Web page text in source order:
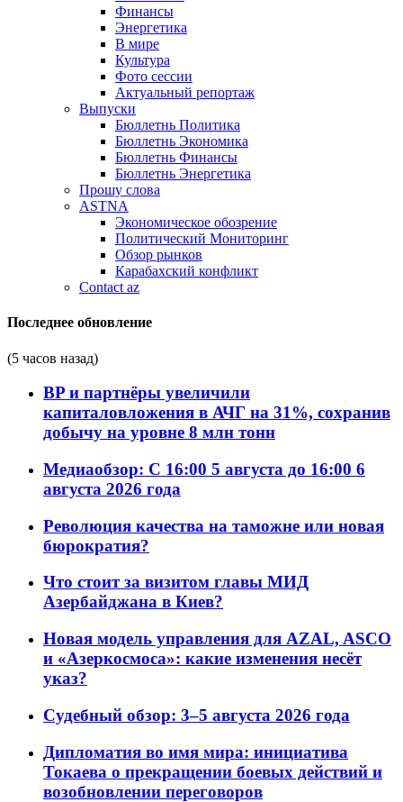
Финансы
Энергетика
В мире
Культура
Фото сессии
Актуальный репортаж
Выпуски
Бюллетнь Политика
Бюллетнь Экономика
Бюллетнь Финансы
Бюллетнь Энергетика
Прошу слова
ASTNA
Экономическое обозрение
Политический Мониторинг
Обзор рынков
Карабахский конфликт
Contact az
Последнее обновление
(5 часов назад)
BP и партнёры увеличили
капиталовложения в АЧГ на 31%, сохранив
добычу на уровне 8 млн тонн
Медиаобзор: С 16:00 5 августа до 16:00 6
августа 2026 года
Революция качества на таможне или новая
бюрократия?
Что стоит за визитом главы МИД
Азербайджана в Киев?
Новая модель управления для AZAL, ASCO
и «Азеркосмоса»: какие изменения несёт
указ?
Судебный обзор: 3–5 августа 2026 года
Дипломатия во имя мира: инициатива
Токаева о прекращении боевых действий и
возобновлении переговоров